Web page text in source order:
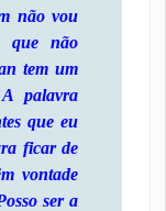
não vou
que não
tem um
palavra
que eu
ficar de
vontade
ser a